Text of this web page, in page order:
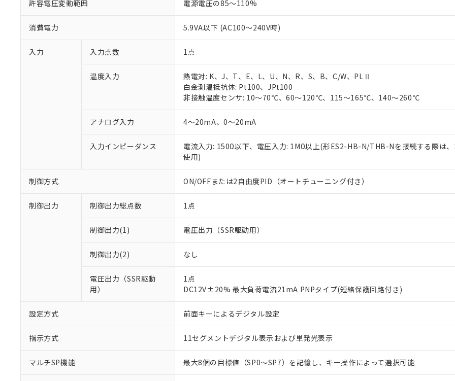
許容電圧変動範囲 電源電圧の85～110%
消費電力 5.9VA以下 (AC100～240V時)
入力 入力点数 1点
温度入力
熱電対: K、J、T、E、L、U、N、R、S、B、C/W、PLⅡ
白金測温抵抗体: Pt100、JPt100
非接触温度センサ: 10～70℃、60～120℃、115～165℃、140～260℃
アナログ入力 4～20mA、0～20mA
入力インピーダンス
電流入力: 150Ω以下、電圧入力: 1MΩ以上(形ES2-HB-N/THB-Nを接続する際は
使用)
制御方式 ON/OFFまたは2自由度PID（オートチューニング付き）
制御出力 制御出力総点数 1点
制御出力(1) 電圧出力（SSR駆動用）
制御出力(2) なし
電圧出力（SSR駆動
用）
1点
DC12V±20% 最大負荷電流21mA PNPタイプ(短絡保護回路付き)
設定方式 前面キーによるデジタル設定
指示方式 11セグメントデジタル表示および単発光表示
マルチSP機能 最大8個の目標値（SP0～SP7）を記憶し、キー操作によって選択可能
※1 対応状況